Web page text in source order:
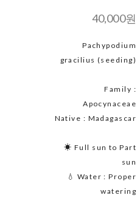
40,000원
Pachypodium
gracilius (seeding)
Family :
Apocynaceae
Native : Madagascar
☀ Full sun to Part
sun
💧 Water : Proper
watering